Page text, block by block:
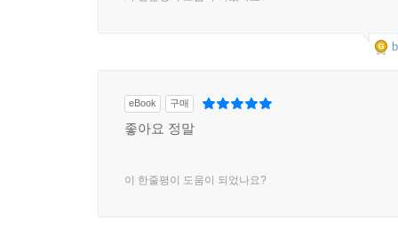
eBook 구매
좋아요 정말
이 한줄평이 도움이 되었나요?